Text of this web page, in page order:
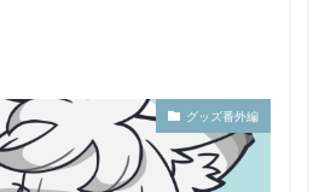
グッズ番外編